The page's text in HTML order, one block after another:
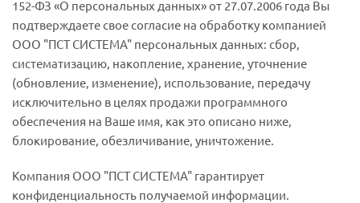
152-ФЗ «О персональных данных» от 27.07.2006 года Вы
подтверждаете свое согласие на обработку компанией
ООО "ПСТ СИСТЕМА" персональных данных: сбор,
систематизацию, накопление, хранение, уточнение
(обновление, изменение), использование, передачу
исключительно в целях продажи программного
обеспечения на Ваше имя, как это описано ниже,
блокирование, обезличивание, уничтожение.
Компания ООО "ПСТ СИСТЕМА" гарантирует
конфиденциальность получаемой информации.